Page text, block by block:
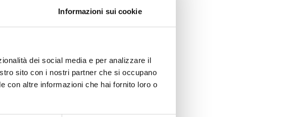
Informazioni sui cookie
dei social media e per analizzare il
sito con i nostri partner che si occupano
con altre informazioni che hai fornito loro o